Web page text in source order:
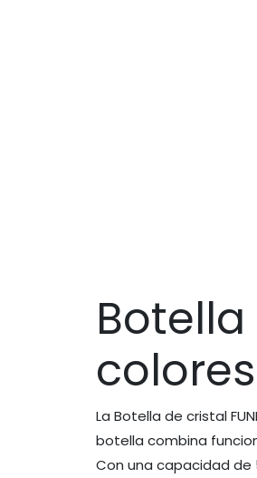
colores
La Botella de cristal
botella combina
Con una capacidad de